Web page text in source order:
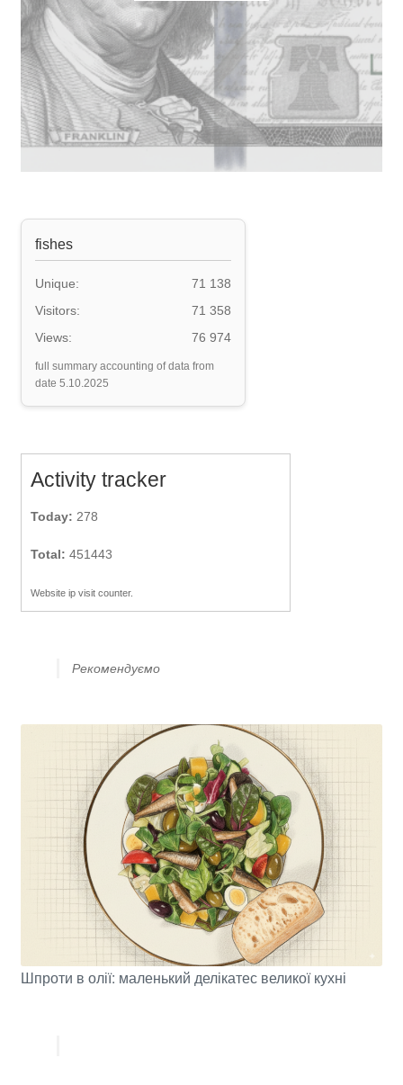
fishes
Unique:
71 138
Visitors:
71 358
Views:
76 974
full summary accounting of data from
date 5.10.2025
Activity tracker
Today: 278
Total: 451443
Website ip visit counter.
Рекомендуємо
Шпроти в олії: маленький делікатес великої кухні